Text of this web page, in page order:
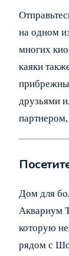
на одном
многих
каяки
друзьями
Дом для
Аквариум
которую
рядом с